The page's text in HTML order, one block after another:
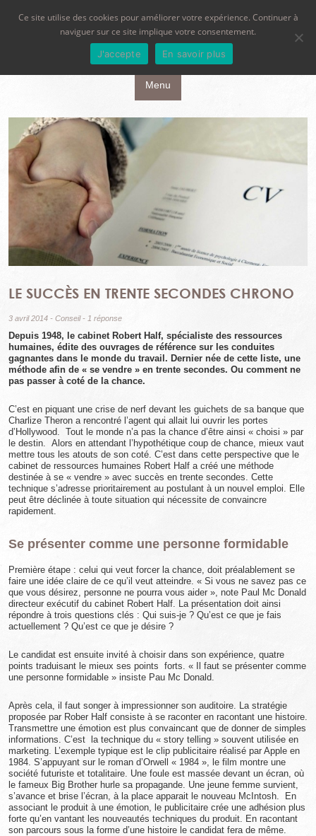
Menu
Aller au contenu principal
LE SUCCÈS EN TRENTE SECONDES CHRONO
3 avril 2014 - Conseil- 1 réponse
Depuis 1948, le cabinet Robert Half, spécialiste des ressources
humaines, édite des ouvrages de référence sur les conduites
gagnantes dans le monde du travail. Dernier née de cette liste, une
méthode afin de « se vendre » en trente secondes. Ou comment ne
pas passer à coté de la chance.
C’est en piquant une crise de nerf devant les guichets de sa banque que
Charlize Theron a rencontré l’agent qui allait lui ouvrir les portes
d’Hollywood. Tout le monde n’a pas la chance d’être ainsi « choisi » par
le destin. Alors en attendant l’hypothétique coup de chance, mieux vaut
mettre tous les atouts de son coté. C’est dans cette perspective que le
cabinet de ressources humaines Robert Half a créé une méthode
destinée à se « vendre » avec succès en trente secondes. Cette
technique s’adresse prioritairement au postulant à un nouvel emploi. Elle
peut être déclinée à toute situation qui nécessite de convaincre
rapidement.
Se présenter comme une personne formidable
Première étape : celui qui veut forcer la chance, doit préalablement se
faire une idée claire de ce qu’il veut atteindre. « Si vous ne savez pas ce
que vous désirez, personne ne pourra vous aider », note Paul Mc Donald
directeur exécutif du cabinet Robert Half. La présentation doit ainsi
répondre à trois questions clés : Qui suis-je ? Qu’est ce que je fais
actuellement ? Qu’est ce que je désire ?
Le candidat est ensuite invité à choisir dans son expérience, quatre
points traduisant le mieux ses points forts. « Il faut se présenter comme
une personne formidable » insiste Pau Mc Donald.
Après cela, il faut songer à impressionner son auditoire. La stratégie
proposée par Rober Half consiste à se raconter en racontant une histoire.
Transmettre une émotion est plus convaincant que de donner de simples
informations. C’est la technique du « story telling » souvent utilisée en
marketing. L’exemple typique est le clip publicitaire réalisé par Apple en
1984. S’appuyant sur le roman d’Orwell « 1984 », le film montre une
société futuriste et totalitaire. Une foule est massée devant un écran, où
le fameux Big Brother hurle sa propagande. Une jeune femme survient,
s’avance et brise l’écran, à la place apparait le nouveau McIntosh. En
associant le produit à une émotion, le publicitaire crée une adhésion plus
forte qu’en vantant les nouveautés techniques du produit. En racontant
son parcours sous la forme d’une histoire le candidat fera de même.
Ce site utilise des cookies pour améliorer votre expérience. Continuer à
naviguer sur ce site implique votre consentement.
J'accepte En savoir plus